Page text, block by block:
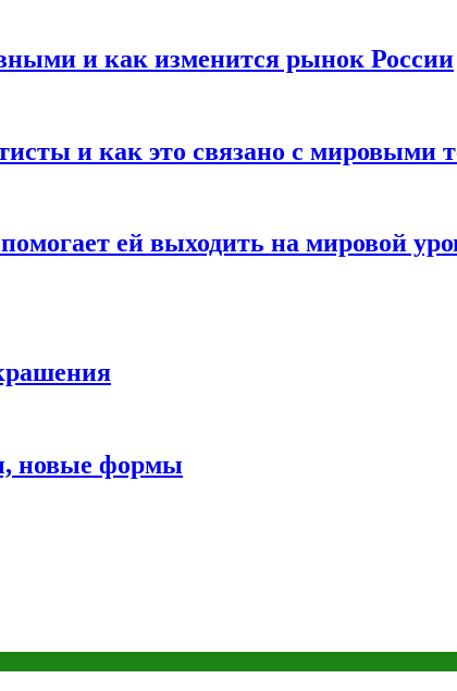
и как изменится рынок России
и как это связано с мировыми
ей выходить на мировой
новые формы